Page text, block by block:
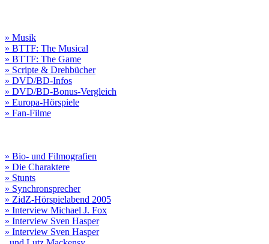
» Musik
» BTTF: The Musical
» BTTF: The Game
» Scripte & Drehbücher
» DVD/BD-Infos
» DVD/BD-Bonus-Vergleich
» Europa-Hörspiele
» Fan-Filme
» Bio- und Filmografien
» Die Charaktere
» Stunts
» Synchronsprecher
» ZidZ-Hörspielabend 2005
» Interview Michael J. Fox
» Interview Sven Hasper
» Interview Sven Hasper